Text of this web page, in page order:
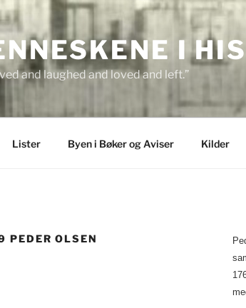
I
and laughed and loved and left.”
Lister Byen i Bøker og Aviser Kilder
PEDER OLSEN